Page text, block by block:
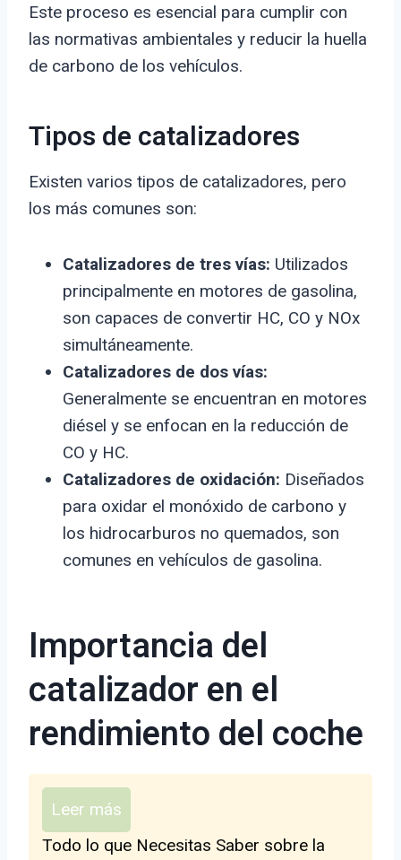
Este proceso es esencial para cumplir con
las normativas ambientales y reducir la huella
de carbono de los vehículos.
Tipos de catalizadores
Existen varios tipos de catalizadores, pero
los más comunes son:
Catalizadores de tres vías: Utilizados
principalmente en motores de gasolina,
son capaces de convertir HC, CO y NOx
simultáneamente.
Catalizadores de dos vías:
Generalmente se encuentran en motores
diésel y se enfocan en la reducción de
CO y HC.
Catalizadores de oxidación: Diseñados
para oxidar el monóxido de carbono y
los hidrocarburos no quemados, son
comunes en vehículos de gasolina.
Importancia del
catalizador en el
rendimiento del coche
Leer más
Todo lo que Necesitas Saber sobre la